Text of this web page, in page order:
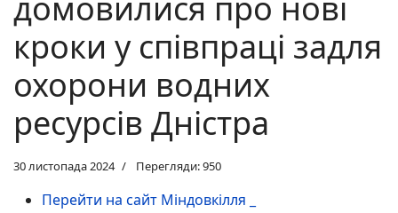
кроки у співпраці задля
охорони водних
ресурсів Дністра
30 листопада 2024 Перегляди: 950
Перейти на сайт Міндовкілля _